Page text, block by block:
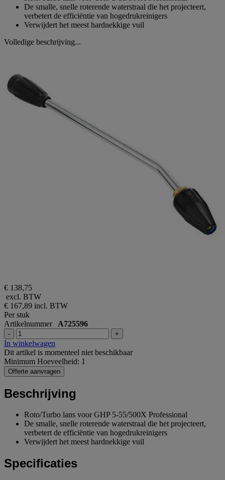
De smalle, snelle roterende waterstraal die het projecteert,
verbetert de efficiëntie van hogedrukreinigers
Verwijdert het meest hardnekkige vuil
Volledige beschrijving...
€ 138,75
excl. BTW
€ 167,89 incl. BTW
Per stuk
Artikelnummer A725596
- +
In winkelwagen
Dit artikel is momenteel niet beschikbaar
Minimum Hoeveelheid: 1
Offerte aanvragen
Beschrijving
Roto/Turbo lans voor GHP 5-55/500X Professional
De smalle, snelle roterende waterstraal die het projecteert,
verbetert de efficiëntie van hogedrukreinigers
Verwijdert het meest hardnekkige vuil
Specificaties